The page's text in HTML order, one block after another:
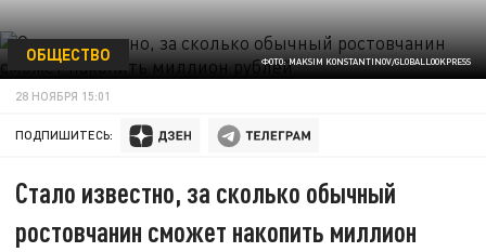
ФОТО: MAKSIM KONSTANTINOV/GLOBALLOOKPRESS
ОБЩЕСТВО
28 НОЯБРЯ 15:01
ПОДПИШИТЕСЬ:
Стало известно, за сколько обычный
ростовчанин сможет накопить миллион